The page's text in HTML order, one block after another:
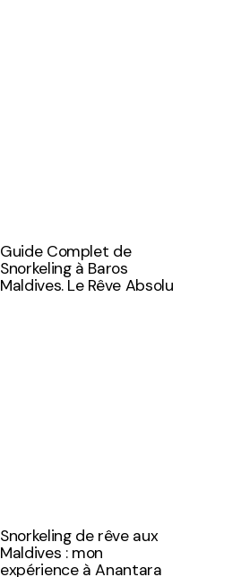
Guide Complet de
Snorkeling à Baros
Maldives. Le Rêve Absolu
Snorkeling de rêve aux
Maldives : mon
expérience à Anantara